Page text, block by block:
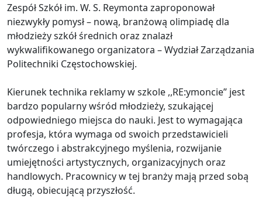
Zespół Szkół im. W. S. Reymonta zaproponował
niezwykły pomysł – nową, branżową olimpiadę dla
młodzieży szkół średnich oraz znalazł
wykwalifikowanego organizatora – Wydział Zarządzania
Politechniki Częstochowskiej.
Kierunek technika reklamy w szkole ,,RE:ymoncie” jest
bardzo popularny wśród młodzieży, szukającej
odpowiedniego miejsca do nauki. Jest to wymagająca
profesja, która wymaga od swoich przedstawicieli
twórczego i abstrakcyjnego myślenia, rozwijanie
umiejętności artystycznych, organizacyjnych oraz
handlowych. Pracownicy w tej branży mają przed sobą
długą, obiecującą przyszłość.